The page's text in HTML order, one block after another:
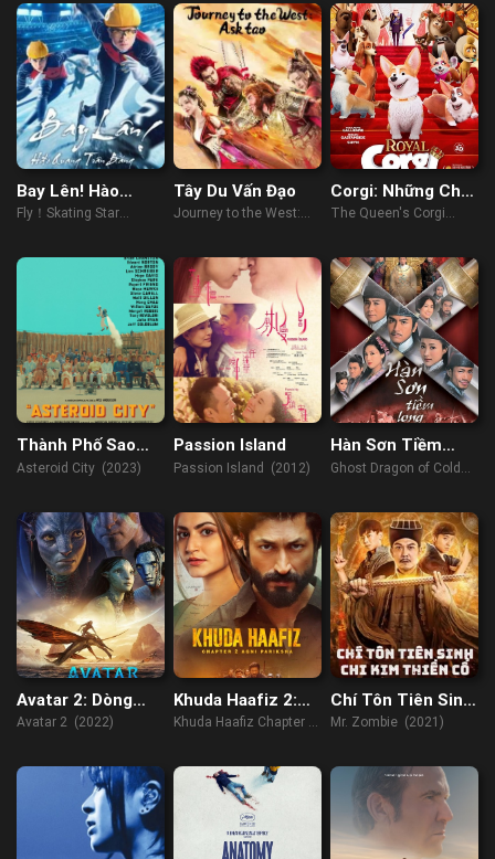
Bay Lên! Hào
Quang Trên Băng
Fly！Skating Star
Tây Du Vấn Đạo
Journey to the West:
Corgi: Những Chú
Chó Hoàng Gia
The Queen's Corgi
Thành Phố Sao
Chổi
Asteroid City (2023)
Passion Island
Passion Island (2012)
Hàn Sơn Tiềm
Long
Ghost Dragon of Cold
Avatar 2: Dòng
Chảy Của Nước
Avatar 2 (2022)
Khuda Haafiz 2:
Thử Lửa
Khuda Haafiz Chapter 2:
Chí Tôn Tiên Sinh
Chi Kim Thiền Cổ
Mr. Zombie (2021)